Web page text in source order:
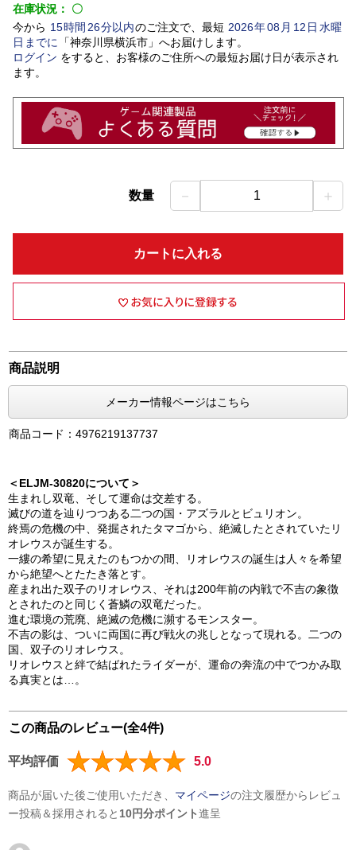
在庫状況： 〇
今から 15時間 26分以内のご注文で、最短 2026年08 月 12 日水曜
日 までに 「神奈川県横浜市」 へお届けします。
ログイン をすると、お客様のご住所への最短お届け日が表示され
ます。
数量 － 1 ＋
カートに入れる
商品説明
メーカー情報ページはこちら
商品コード：4976219137737
＜ELJM-30820について＞
生まれし双竜、そして運命は交差する。
滅びの道を辿りつつある二つの国・アズラルとビュリオン。
終焉の危機の中、発掘されたタマゴから、絶滅したとされていたリ
オレウスが誕生する。
一縷の希望に見えたのもつかの間、リオレウスの誕生は人々を希望
から絶望へとたたき落とす。
産まれ出た双子のリオレウス、それは200年前の内戦で不吉の象徴
とされたのと同じく蒼鱗の双竜だった。
進む環境の荒廃、絶滅の危機に瀕するモンスター。
不吉の影は、ついに両国に再び戦火の兆しとなって現れる。二つの
国、双子のリオレウス。
リオレウスと絆で結ばれたライダーが、運命の奔流の中でつかみ取
る真実とは…。
この商品のレビュー(全4件)
平均評価 5.0
商品が届いた後ご使用いただき、 マイページの注文履歴からレビュ
ー投稿＆採用されると 10円分ポイント進呈